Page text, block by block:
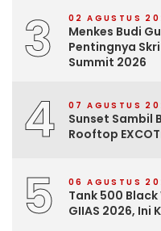
3 02 AGUSTUS
Menkes Budi
Pentingnya
Summit 2026
4 07 AGUSTUS
Sunset Sambil
Rooftop
5 06 AGUSTUS
Tank 500
GIIAS 2026, Ini